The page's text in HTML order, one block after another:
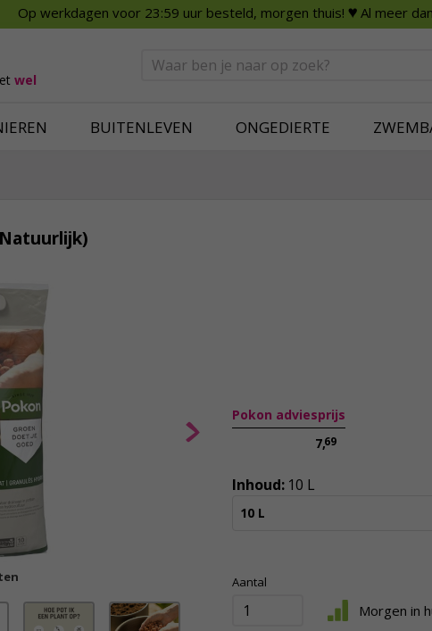
Op werkdagen voor 23:59 uur besteld, morgen thuis! ♥ Al meer
wel
BUITENLEVEN ONGEDIERTE
Smart Home
Deurbellen
Slimme
Pokon adviesprijs
7,69
Inhoud: 10 L
10 L
Aantal
Morgen in